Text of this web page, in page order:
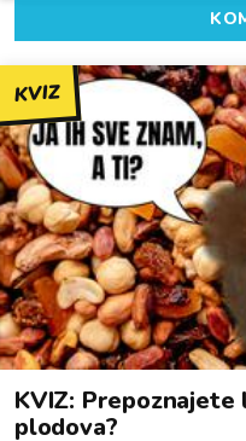
KVIZ
KVIZ:
plodova?